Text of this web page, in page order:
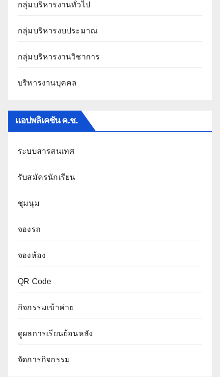
กลุ่มบริหารงานทั่วไป
กลุ่มบริหารงบประมาณ
กลุ่มบริหารงานวิชาการ
บริหารงานบุคคล
แอปพลิเคชัน ค.ช.
ระบบสารสนเทศ
รับสมัครนักเรียน
ชุมนุม
จองรถ
จองห้อง
QR Code
กิจกรรมเข้าค่าย
ดูผลการเรียนย้อนหลัง
จัดการกิจกรรม